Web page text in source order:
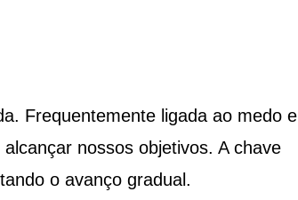
Frequentemente ligada ao medo e
nossos objetivos. A chave
o avanço gradual.